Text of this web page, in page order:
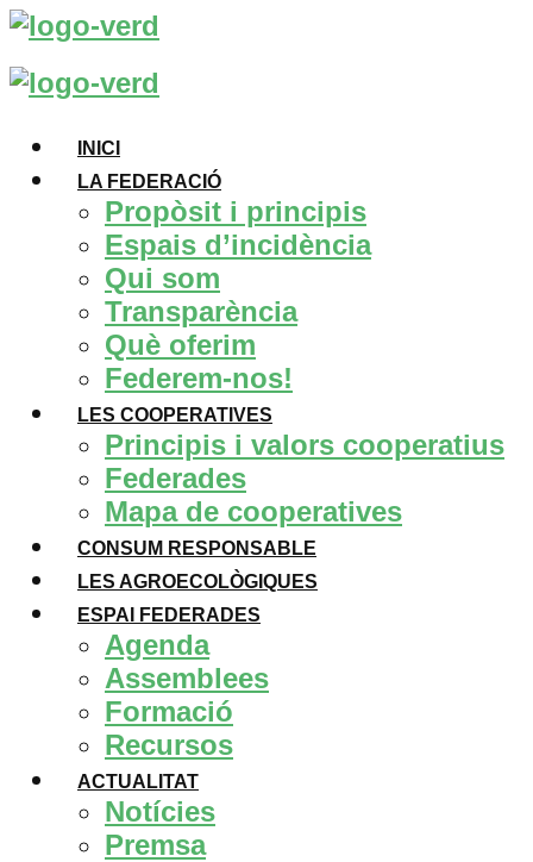
Vés
contingut
INICI
LA FEDERACIÓ
Propòsit i principis
Espais d’incidència
Qui som
Transparència
Què oferim
Federem-nos!
LES COOPERATIVES
Principis i valors cooperatius
Federades
Mapa de cooperatives
CONSUM RESPONSABLE
LES AGROECOLÒGIQUES
ESPAI FEDERADES
Agenda
Assemblees
Formació
Recursos
ACTUALITAT
Notícies
Premsa